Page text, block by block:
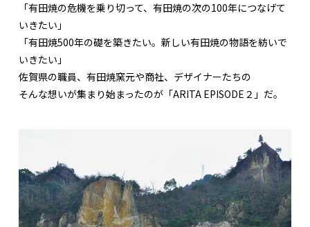
「有田焼の危機を乗り切って、有田焼の次の100年につなげて
いきたい」
「有田焼500年の礎を築きたい。新しい有田焼の物語を紡いで
いきたい」
佐賀県の職員、有田焼窯元や商社、デザイナーたちの
そんな想いが集まり始まったのが「ARITA EPISODE２」だ。